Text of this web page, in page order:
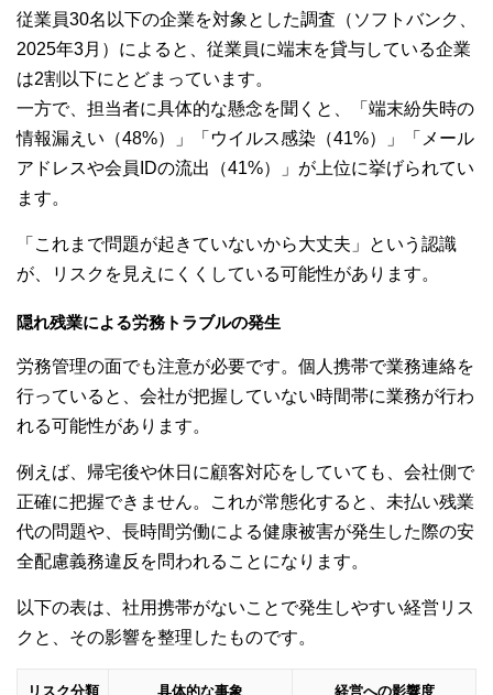
従業員30名以下の企業を対象とした調査（ソフトバンク、
2025年3月）によると、従業員に端末を貸与している企業
は2割以下にとどまっています。
一方で、担当者に具体的な懸念を聞くと、「端末紛失時の
情報漏えい（48%）」「ウイルス感染（41%）」「メール
アドレスや会員IDの流出（41%）」が上位に挙げられてい
ます。
「これまで問題が起きていないから大丈夫」という認識
が、リスクを見えにくくしている可能性があります。
隠れ残業による労務トラブルの発生
労務管理の面でも注意が必要です。個人携帯で業務連絡を
行っていると、会社が把握していない時間帯に業務が行わ
れる可能性があります。
例えば、帰宅後や休日に顧客対応をしていても、会社側で
正確に把握できません。これが常態化すると、未払い残業
代の問題や、長時間労働による健康被害が発生した際の安
全配慮義務違反を問われることになります。
以下の表は、社用携帯がないことで発生しやすい経営リス
クと、その影響を整理したものです。
リスク分類 具体的な事象 経営への影響度